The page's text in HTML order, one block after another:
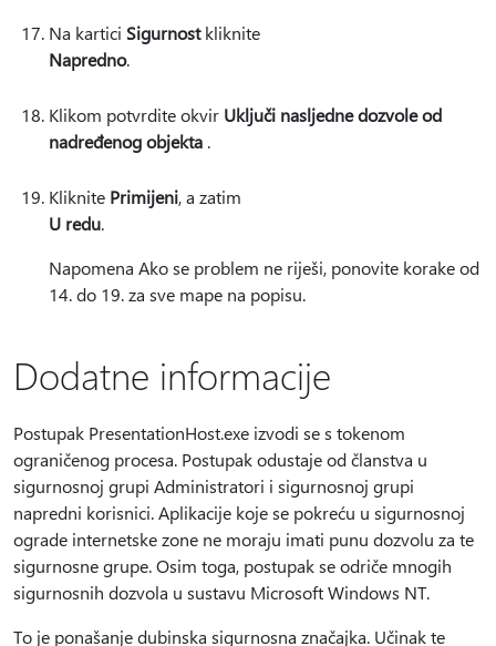
Na kartici Sigurnostkliknite
Napredno.
Klikom potvrdite okvir Uključi nasljedne dozvole od
nadređenog objekta .
Kliknite Primijeni, a zatim
U redu.
Napomena Ako se problem ne riješi, ponovite korake od
14. do 19. za sve mape na popisu.
Dodatne informacije
Postupak PresentationHost.exe izvodi se s tokenom
ograničenog procesa. Postupak odustaje od članstva u
sigurnosnoj grupi Administratori i sigurnosnoj grupi
napredni korisnici. Aplikacije koje se pokreću u sigurnosnoj
ograde internetske zone ne moraju imati punu dozvolu za te
sigurnosne grupe. Osim toga, postupak se odriče mnogih
sigurnosnih dozvola u sustavu Microsoft Windows NT.
To je ponašanje dubinska sigurnosna značajka. Učinak te